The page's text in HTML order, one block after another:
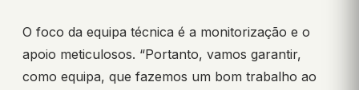
O foco da equipa técnica é a monitorização e o
apoio meticulosos. “Portanto, vamos garantir,
como equipa, que fazemos um bom trabalho ao